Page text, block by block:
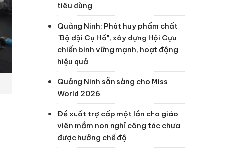
tiêu dùng
Quảng Ninh: Phát huy phẩm chất
"Bộ đội Cụ Hồ", xây dựng Hội Cựu
chiến binh vững mạnh, hoạt động
hiệu quả
Quảng Ninh sẵn sàng cho Miss
World 2026
Đề xuất trợ cấp một lần cho giáo
viên mầm non nghỉ công tác chưa
được hưởng chế độ